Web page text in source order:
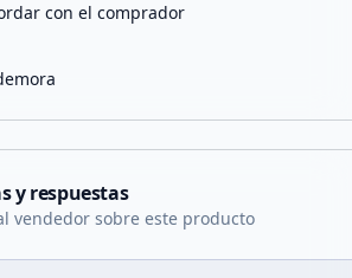
con el comprador
y respuestas
vendedor sobre este producto